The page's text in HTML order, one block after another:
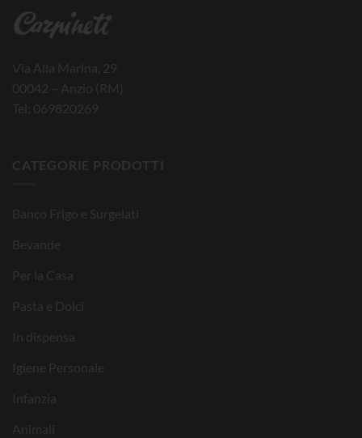
Via Alla Marina, 29
00042 – Anzio (RM)
Tel: 069820269
CATEGORIE PRODOTTI
Banco Frigo e Surgelati
Bevande
Per la Casa
Pasta e Dolci
In dispensa
Igiene Personale
Infanzia
Animali